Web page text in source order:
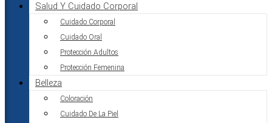
Salud Y Cuidado Corporal
Cuidado Corporal
Cuidado Oral
Protección Adultos
Protección Femenina
Belleza
Coloración
Cuidado De La Piel